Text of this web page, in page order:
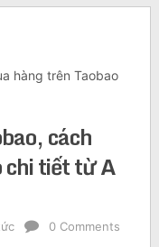
hàng trên Taobao
cách
chi tiết từ A
0 Comments